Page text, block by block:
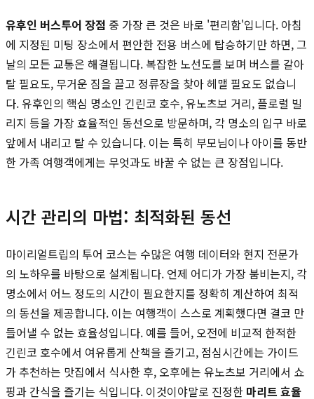
유후인 버스투어 장점 중 가장 큰 것은 바로 '편리함'입니다. 아침
에 지정된 미팅 장소에서 편안한 전용 버스에 탑승하기만 하면, 그
날의 모든 교통은 해결됩니다. 복잡한 노선도를 보며 버스를 갈아
탈 필요도, 무거운 짐을 끌고 정류장을 찾아 헤맬 필요도 없습니
다. 유후인의 핵심 명소인 긴린코 호수, 유노츠보 거리, 플로럴 빌
리지 등을 가장 효율적인 동선으로 방문하며, 각 명소의 입구 바로
앞에서 내리고 탈 수 있습니다. 이는 특히 부모님이나 아이를 동반
한 가족 여행객에게는 무엇과도 바꿀 수 없는 큰 장점입니다.
시간 관리의 마법: 최적화된 동선
마이리얼트립의 투어 코스는 수많은 여행 데이터와 현지 전문가
의 노하우를 바탕으로 설계됩니다. 언제 어디가 가장 붐비는지, 각
명소에서 어느 정도의 시간이 필요한지를 정확히 계산하여 최적
의 동선을 제공합니다. 이는 여행객이 스스로 계획했다면 결코 만
들어낼 수 없는 효율성입니다. 예를 들어, 오전에 비교적 한적한
긴린코 호수에서 여유롭게 산책을 즐기고, 점심시간에는 가이드
가 추천하는 맛집에서 식사한 후, 오후에는 유노츠보 거리에서 쇼
핑과 간식을 즐기는 식입니다. 이것이야말로 진정한 마리트 효율